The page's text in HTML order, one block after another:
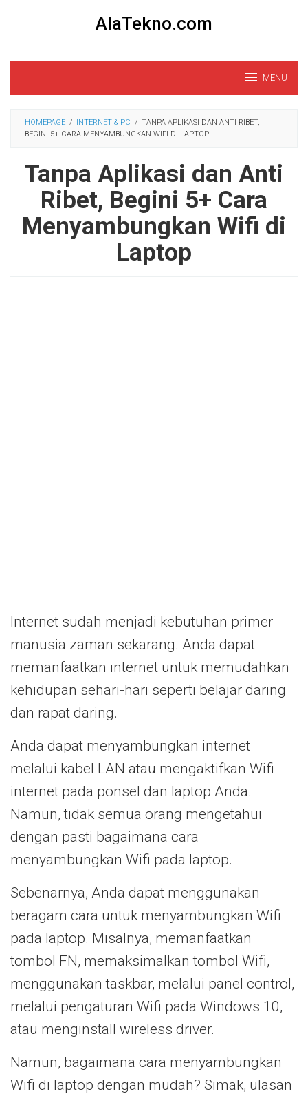
AlaTekno.com
MENU
HOMEPAGE / INTERNET & PC / TANPA APLIKASI DAN ANTI RIBET,
BEGINI 5+ CARA MENYAMBUNGKAN WIFI DI LAPTOP
Tanpa Aplikasi dan Anti
Ribet, Begini 5+ Cara
Menyambungkan Wifi di
Laptop
Internet sudah menjadi kebutuhan primer
manusia zaman sekarang. Anda dapat
memanfaatkan internet untuk memudahkan
kehidupan sehari-hari seperti belajar daring
dan rapat daring.
Anda dapat menyambungkan internet
melalui kabel LAN atau mengaktifkan Wifi
internet pada ponsel dan laptop Anda.
Namun, tidak semua orang mengetahui
dengan pasti bagaimana cara
menyambungkan Wifi pada laptop.
Sebenarnya, Anda dapat menggunakan
beragam cara untuk menyambungkan Wifi
pada laptop. Misalnya, memanfaatkan
tombol FN, memaksimalkan tombol Wifi,
menggunakan taskbar, melalui panel control,
melalui pengaturan Wifi pada Windows 10,
atau menginstall wireless driver.
Namun, bagaimana cara menyambungkan
Wifi di laptop dengan mudah? Simak, ulasan